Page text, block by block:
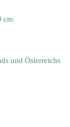
cm
und Österreichs